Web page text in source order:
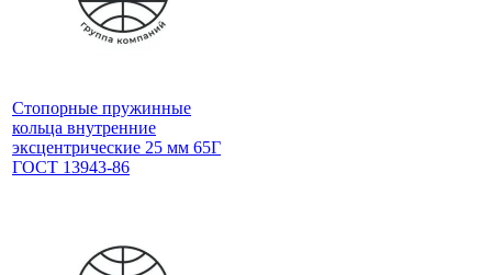
Стопорные пружинные
кольца внутренние
эксцентрические 25 мм 65Г
ГОСТ 13943-86